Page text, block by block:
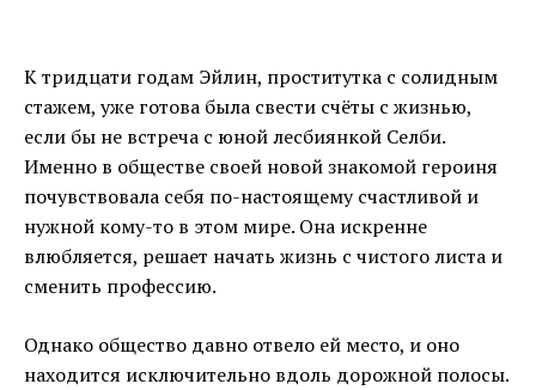
К тридцати годам Эйлин, проститутка с солидным
стажем, уже готова была свести счёты с жизнью,
если бы не встреча с юной лесбиянкой Селби.
Именно в обществе своей новой знакомой героиня
почувствовала себя по-настоящему счастливой и
нужной кому-то в этом мире. Она искренне
влюбляется, решает начать жизнь с чистого листа и
сменить профессию.
Однако общество давно отвело ей место, и оно
находится исключительно вдоль дорожной полосы.